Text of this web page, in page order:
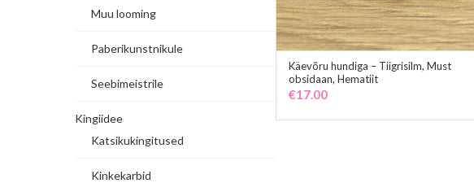
ADD TO CART
Käevõru hundiga – Tiigrisilm, Must
obsidaan, Hematiit
€17.00
Muu looming
Paberikunstnikule
Seebimeistrile
Kingiidee
Katsikukingitused
Kinkekarbid